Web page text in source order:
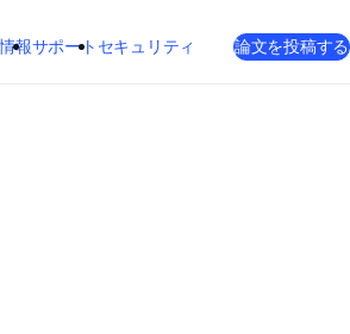
報サポート 新しいタブ／ウィンドウで開く
opens in new tab/window
セキュリティ 論文を投稿する